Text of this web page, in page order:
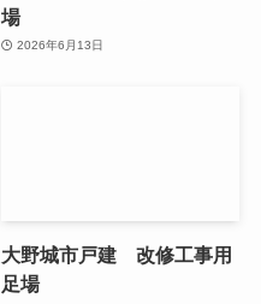
場
2026年6月13日
大野城市戸建 改修工事用
足場